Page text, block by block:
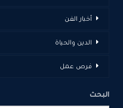
أخبار الفن
الدين والحياة
فرص عمل
البحث